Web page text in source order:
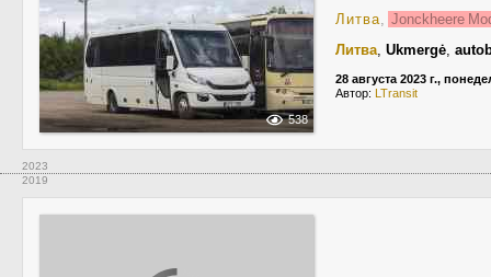
538
Литва, Jonckheere
Литва, Ukmergė,
28 августа 2023 г.,
Автор: LTransit
2023
2019